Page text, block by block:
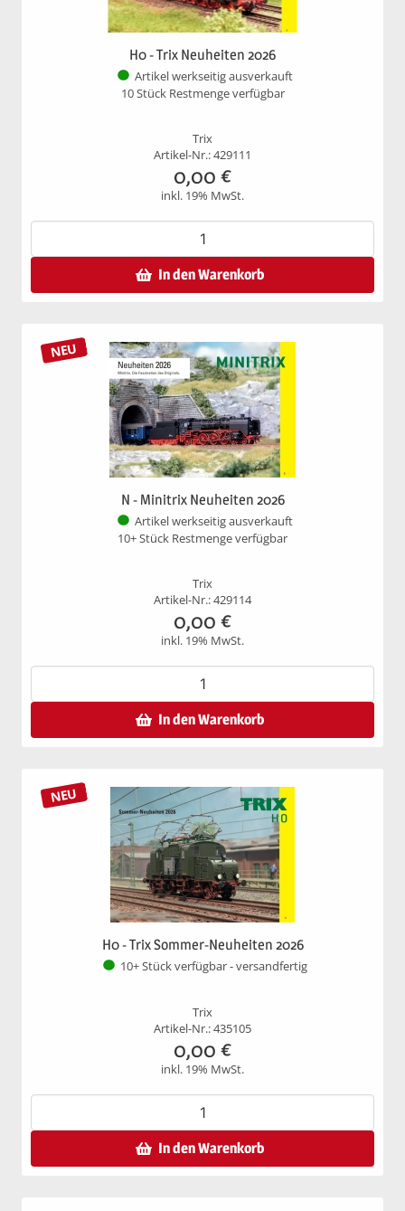
H0 - Trix Neuheiten 2026
Artikel werkseitig ausverkauft
10 Stück Restmenge verfügbar
Trix
Artikel-Nr.: 429111
0,00 €
inkl. 19% MwSt.
In den Warenkorb
NEU
N - Minitrix Neuheiten 2026
Artikel werkseitig ausverkauft
10+ Stück Restmenge verfügbar
Trix
Artikel-Nr.: 429114
0,00 €
inkl. 19% MwSt.
In den Warenkorb
NEU
H0 - Trix Sommer-Neuheiten 2026
10+ Stück verfügbar - versandfertig
Trix
Artikel-Nr.: 435105
0,00 €
inkl. 19% MwSt.
In den Warenkorb